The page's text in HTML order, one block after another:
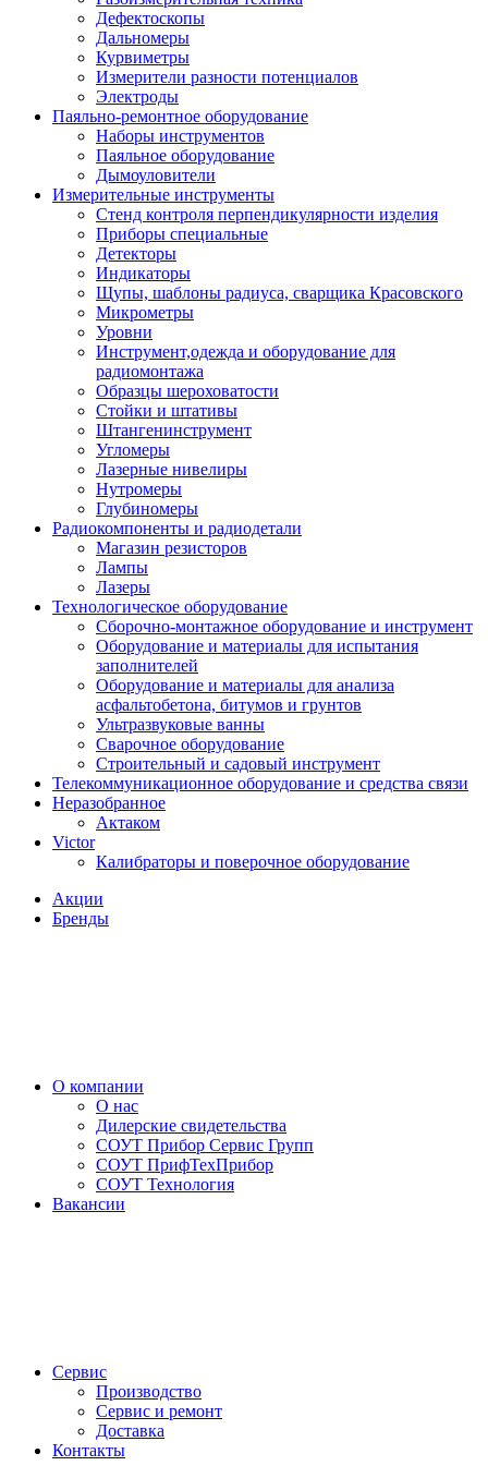
Дефектоскопы
Дальномеры
Курвиметры
Измерители разности потенциалов
Электроды
Паяльно-ремонтное оборудование
Наборы инструментов
Паяльное оборудование
Дымоуловители
Измерительные инструменты
Стенд контроля перпендикулярности изделия
Приборы специальные
Детекторы
Индикаторы
Щупы, шаблоны радиуса, сварщика Красовского
Микрометры
Уровни
Инструмент,одежда и оборудование для
радиомонтажа
Образцы шероховатости
Стойки и штативы
Штангенинструмент
Угломеры
Лазерные нивелиры
Нутромеры
Глубиномеры
Радиокомпоненты и радиодетали
Магазин резисторов
Лампы
Лазеры
Технологическое оборудование
Сборочно-монтажное оборудование и инструмент
Оборудование и материалы для испытания
заполнителей
Оборудование и материалы для анализа
асфальтобетона, битумов и грунтов
Ультразвуковые ванны
Сварочное оборудование
Строительный и садовый инструмент
Телекоммуникационное оборудование и средства связи
Неразобранное
Актаком
Victor
Калибраторы и поверочное оборудование
Акции
Бренды
О компании
О нас
Дилерские свидетельства
СОУТ Прибор Сервис Групп
СОУТ ПрифТехПрибор
СОУТ Технология
Вакансии
Сервис
Производство
Сервис и ремонт
Доставка
Контакты